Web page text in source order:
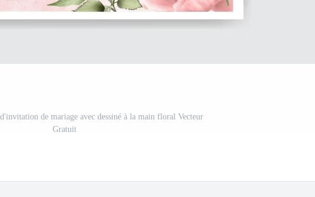
de mariage avec dessiné à la main floral Vecteur
Gratuit